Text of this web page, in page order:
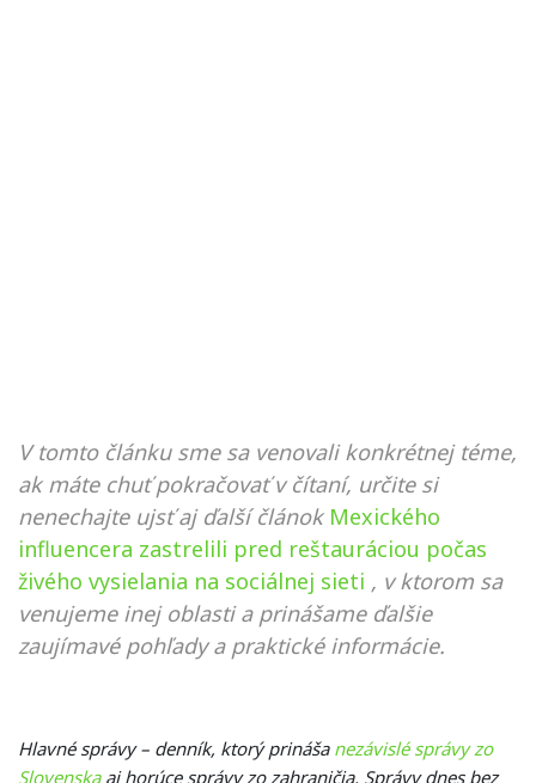
V tomto článku sme sa venovali konkrétnej téme,
ak máte chuť pokračovať v čítaní, určite si
nenechajte ujsť aj ďalší článok Mexického
influencera zastrelili pred reštauráciou počas
živého vysielania na sociálnej sieti , v ktorom sa
venujeme inej oblasti a prinášame ďalšie
zaujímavé pohľady a praktické informácie.
Hlavné správy – denník, ktorý prináša nezávislé správy zo
Slovenskaaj horúce správy zo zahraničia. Správy dnes bez